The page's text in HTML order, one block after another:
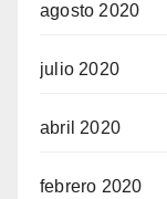
agosto 2020
julio 2020
abril 2020
febrero 2020